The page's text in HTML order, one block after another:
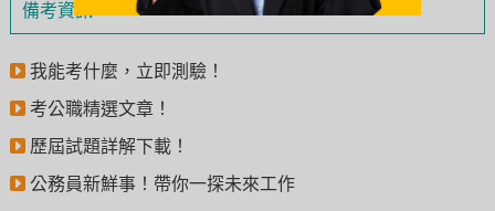
備考資訊
我能考什麼，立即測驗！
考公職精選文章！
歷屆試題詳解下載！
公務員新鮮事！帶你一探未來工作